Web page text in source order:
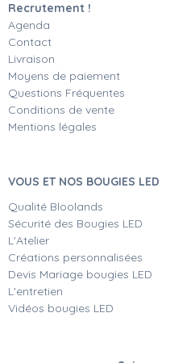
Recrutement !
Agenda
Contact
Livraison
Moyens de paiement
Questions Fréquentes
Conditions de vente
Mentions légales
VOUS ET NOS BOUGIES LED
Qualité Bloolands
Sécurité des Bougies LED
L'Atelier
Créations personnalisées
Devis Mariage bougies LED
L'entretien
Vidéos bougies LED